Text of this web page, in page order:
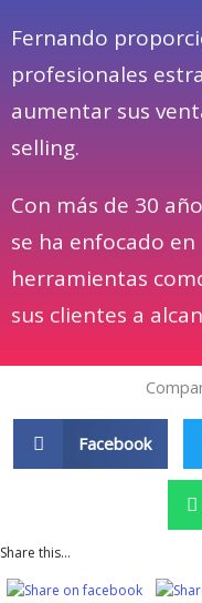
Fernando
profesionales
aumentar sus
selling.
Con más de 30
se ha enfocado
herramientas
sus clientes a
Facebook
Share this...